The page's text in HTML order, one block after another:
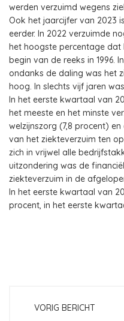
werden verzuimd wegens
Ook het jaarcijfer van 2023
eerder. In 2022 verzuimde
het hoogste percentage dat
begin van de reeks in 1996.
ondanks de daling was het
hoog. In slechts vijf jaren
In het eerste kwartaal van
het meeste en het minste
welzijnszorg (7,8 procent)
van het ziekteverzuim ten
zich in vrijwel alle
uitzondering was de
ziekteverzuim in de
In het eerste kwartaal van
procent, in het eerste
VORIG BERICHT